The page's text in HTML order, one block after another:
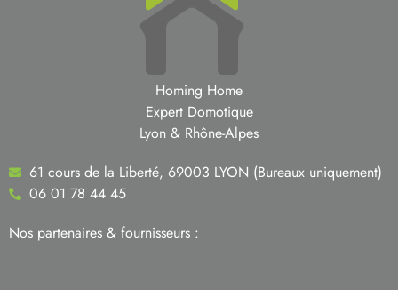
Homing Home
Expert Domotique
Lyon & Rhône-Alpes
61 cours de la Liberté, 69003 LYON (Bureaux uniquement)
06 01 78 44 45
Nos partenaires & fournisseurs :